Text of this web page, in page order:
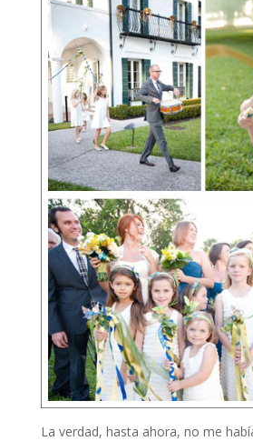
La verdad, hasta ahora, no me